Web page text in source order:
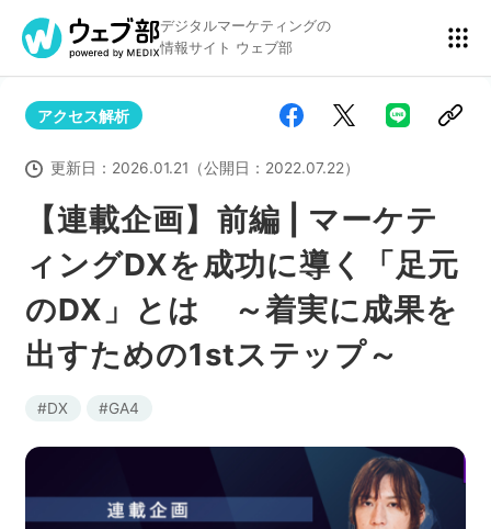
デジタルマーケティングの
情報サイト ウェブ部
リスティング広告 BtoBマーケティング
アクセス解析 ディスプレイ広告
アドテクノロジー 広告クリエイティブ
EC
【連載企画】前編 | マーケテ
ィングDXを成功に導く「足元
のDX」とは ～着実に成果を
出すための1stステップ～
アクセス解析
更新日： 2026.01.21 （公開日： 2022.07.22）
DX GA4